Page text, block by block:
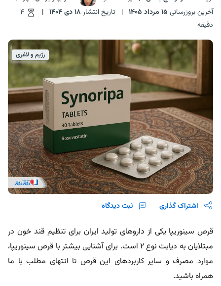
آخرین بروزرسانی 15 مرداد 1405 | تاریخ انتشار 18 دی 1404 |
4
دقیقه
رژیم و لاغری
اشتراک گذاری ثبت دیدگاه
قرص سینوریپا یکی از داروهای تولید ایران برای تنظیم قند خون در
مبتلایان به دیابت نوع ۲ است. برای آشنایی بیشتر با قرص سینوریپا،
موارد مصرف و سایر کاربردهای این قرص تا انتهای مطلب با ما
همراه باشید.